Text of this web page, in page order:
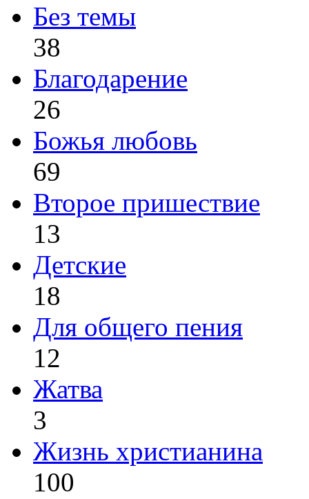
Без темы
38
Благодарение
26
Божья любовь
69
Второе пришествие
13
Детские
18
Для общего пения
12
Жатва
3
Жизнь христианина
100